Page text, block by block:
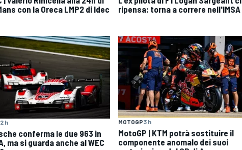
con la Oreca LMP2 di Idec
ripensa: torna a correre nell'IMSA
2 h
conferma le due 963 in
ma si guarda anche al WEC
MOTOGP3 h
MotoGP | KTM potrà sostituire il
componente anomalo dei suoi